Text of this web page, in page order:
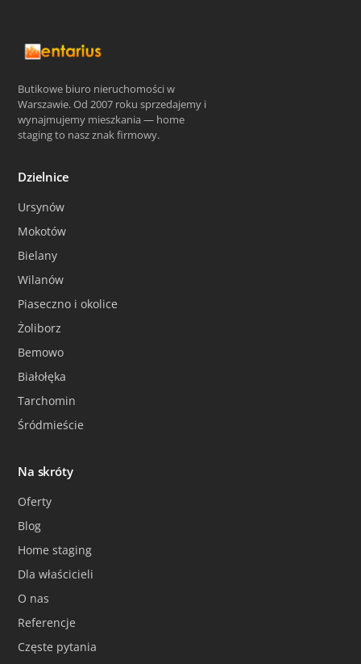
Butikowe biuro nieruchomości w
Warszawie. Od 2007 roku sprzedajemy i
wynajmujemy mieszkania — home
staging to nasz znak firmowy.
Dzielnice
Ursynów
Mokotów
Bielany
Wilanów
Piaseczno i okolice
Żoliborz
Bemowo
Białołęka
Tarchomin
Śródmieście
Na skróty
Oferty
Blog
Home staging
Dla właścicieli
O nas
Referencje
Częste pytania